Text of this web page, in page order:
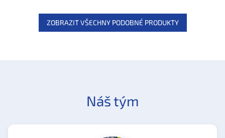
ZOBRAZIT VŠECHNY PODOBNÉ PRODUKTY
Náš tým